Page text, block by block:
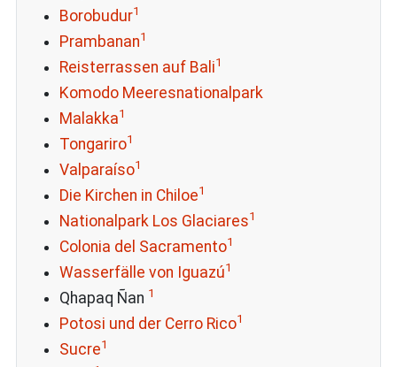
Borobudur1
Prambanan1
Reisterrassen auf Bali1
Komodo Meeresnationalpark
Malakka1
Tongariro1
Valparaíso1
Die Kirchen in Chiloe1
Nationalpark Los Glaciares1
Colonia del Sacramento1
Wasserfälle von Iguazú1
Qhapaq Ñan 1
Potosi und der Cerro Rico1
Sucre1